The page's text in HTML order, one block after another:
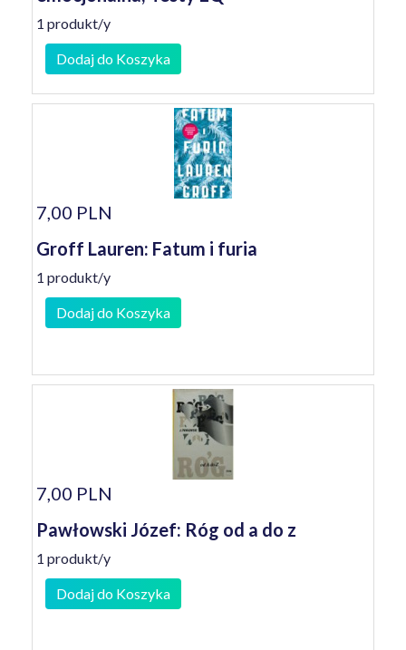
1 produkt/y
Dodaj do Koszyka
7,00 PLN
Groff Lauren: Fatum i furia
1 produkt/y
Dodaj do Koszyka
7,00 PLN
Pawłowski Józef: Róg od a do z
1 produkt/y
Dodaj do Koszyka